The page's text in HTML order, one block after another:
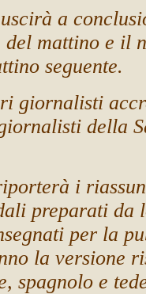
a
del mattino e il
seguente.
giornalisti
della
i
preparati da
per la
la versione
spagnolo e